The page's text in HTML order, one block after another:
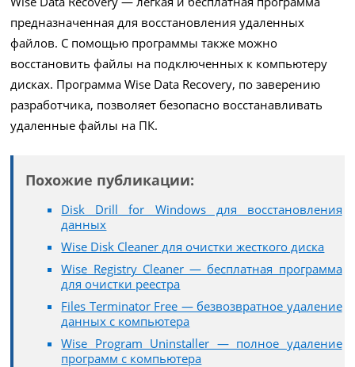
предназначенная для восстановления удаленных
файлов. С помощью программы также можно
восстановить файлы на подключенных к компьютеру
дисках. Программа Wise Data Recovery, по заверению
разработчика, позволяет безопасно восстанавливать
удаленные файлы на ПК.
Похожие публикации:
Disk Drill for Windows для восстановления
данных
Wise Disk Cleaner для очистки жесткого диска
Wise Registry Cleaner — бесплатная программа
для очистки реестра
Files Terminator Free — безвозвратное удаление
данных с компьютера
Wise Program Uninstaller — полное удаление
программ с компьютера